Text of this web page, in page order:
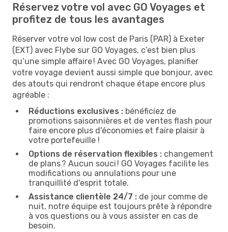
Réservez votre vol avec GO Voyages et
profitez de tous les avantages
Réserver votre vol low cost de Paris (PAR) à Exeter
(EXT) avec Flybe sur GO Voyages, c’est bien plus
qu’une simple affaire ! Avec GO Voyages, planifier
votre voyage devient aussi simple que bonjour, avec
des atouts qui rendront chaque étape encore plus
agréable :
Réductions exclusives : bénéficiez de
promotions saisonnières et de ventes flash pour
faire encore plus d'économies et faire plaisir à
votre portefeuille !
Options de réservation flexibles : changement
de plans ? Aucun souci ! GO Voyages facilite les
modifications ou annulations pour une
tranquillité d'esprit totale.
Assistance clientèle 24/7 : de jour comme de
nuit, notre équipe est toujours prête à répondre
à vos questions ou à vous assister en cas de
besoin.